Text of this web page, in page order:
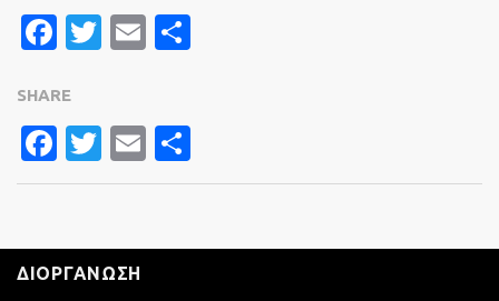
Facebook
Twitter
Email
SHARE
FACEBOOK
TWITTER
EMAIL
ΔΙΟΡΓΑΝΩΣΗ